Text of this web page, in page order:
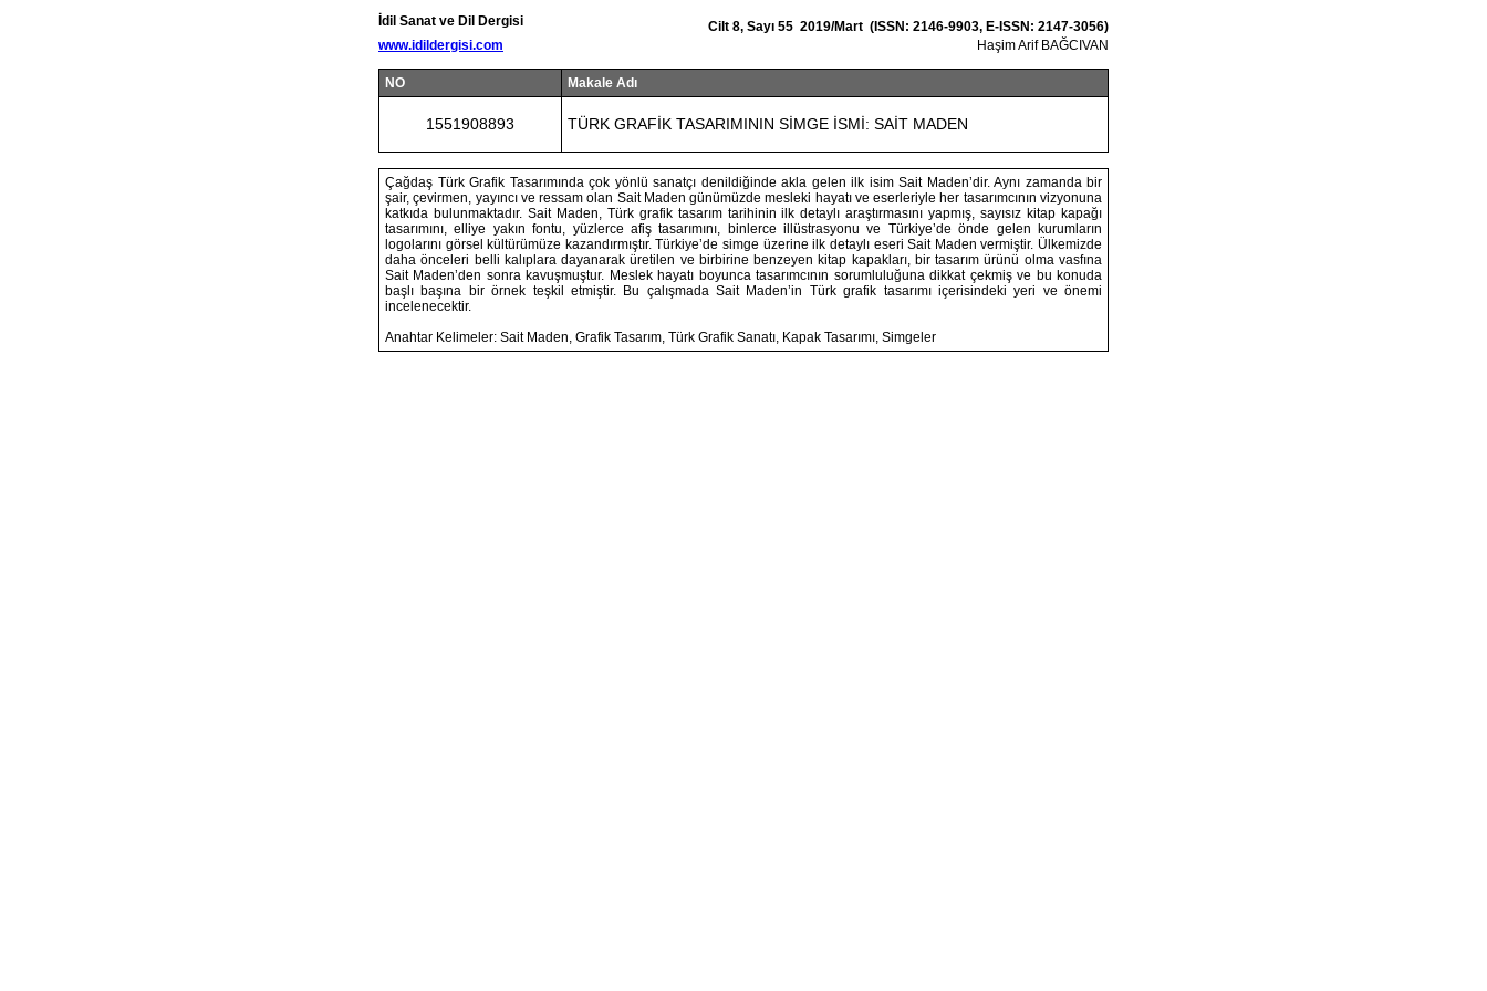
İdil Sanat ve Dil Dergisi
www.idildergisi.com
Cilt 8, Sayı 55 2019/Mart (ISSN: 2146-9903, E-ISSN: 2147-3056)
Haşim Arif BAĞCIVAN
NO Makale Adı
1551908893 TÜRK GRAFİK TASARIMININ SİMGE İSMİ: SAİT MADEN
Çağdaş Türk Grafik Tasarımında çok yönlü sanatçı denildiğinde akla gelen ilk isim Sait Maden’dir. Aynı zamanda bir
şair, çevirmen, yayıncı ve ressam olan Sait Maden günümüzde mesleki hayatı ve eserleriyle her tasarımcının vizyonuna
katkıda bulunmaktadır. Sait Maden, Türk grafik tasarım tarihinin ilk detaylı araştırmasını yapmış, sayısız kitap kapağı
tasarımını, elliye yakın fontu, yüzlerce afiş tasarımını, binlerce illüstrasyonu ve Türkiye’de önde gelen kurumların
logolarını görsel kültürümüze kazandırmıştır. Türkiye’de simge üzerine ilk detaylı eseri Sait Maden vermiştir. Ülkemizde
daha önceleri belli kalıplara dayanarak üretilen ve birbirine benzeyen kitap kapakları, bir tasarım ürünü olma vasfına
Sait Maden’den sonra kavuşmuştur. Meslek hayatı boyunca tasarımcının sorumluluğuna dikkat çekmiş ve bu konuda
başlı başına bir örnek teşkil etmiştir. Bu çalışmada Sait Maden’in Türk grafik tasarımı içerisindeki yeri ve önemi
incelenecektir.
Anahtar Kelimeler: Sait Maden, Grafik Tasarım, Türk Grafik Sanatı, Kapak Tasarımı, Simgeler